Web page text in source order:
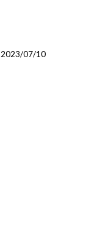
2023/07/10